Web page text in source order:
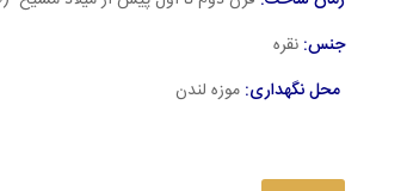
جنس: نقره
محل نگهداری: موزه لندن